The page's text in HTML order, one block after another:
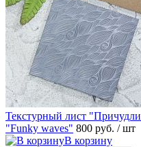
Текстурный лист
"Funky waves" 800 руб. / шт
В корзину